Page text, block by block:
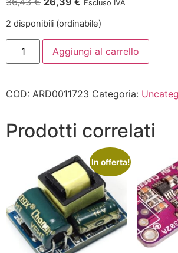
Escluso IVA
2 disponibili (ordinabile)
Aggiungi al carrello
COD: ARD0011723 Categoria:
Prodotti correlati
In offerta!